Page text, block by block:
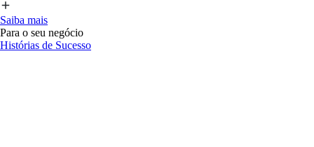
Saiba mais
Para o seu negócio
Histórias de Sucesso